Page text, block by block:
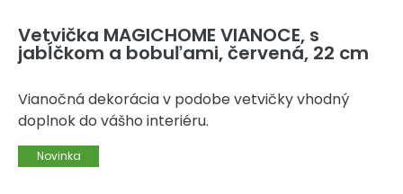
Vetvička MAGICHOME VIANOCE, s
jabĺčkom a bobuľami, červená, 22 cm
Vianočná dekorácia v podobe vetvičky vhodný
doplnok do vášho interiéru.
Novinka